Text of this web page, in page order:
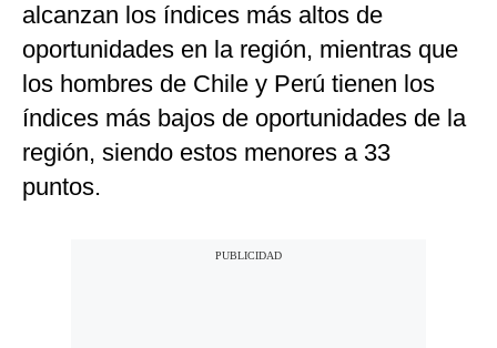
alcanzan los índices más altos de
oportunidades en la región, mientras que
los hombres de Chile y Perú tienen los
índices más bajos de oportunidades de la
región, siendo estos menores a 33
puntos.